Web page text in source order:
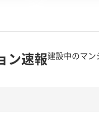
ン速報建設中のマン